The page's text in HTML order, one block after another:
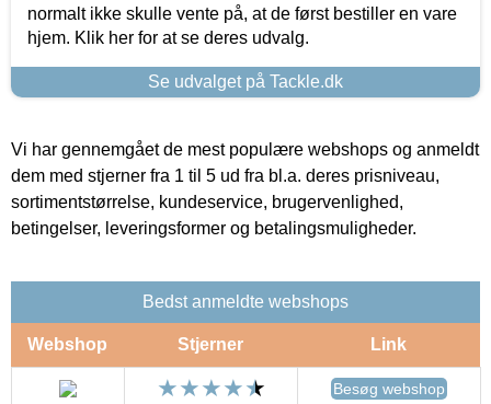
normalt ikke skulle vente på, at de først bestiller en vare
hjem. Klik her for at se deres udvalg.
Se udvalget på Tackle.dk
Vi har gennemgået de mest populære webshops og anmeldt
dem med stjerner fra 1 til 5 ud fra bl.a. deres prisniveau,
sortimentstørrelse, kundeservice, brugervenlighed,
betingelser, leveringsformer og betalingsmuligheder.
Bedst anmeldte webshops
Webshop Stjerner Link
Besøg webshop